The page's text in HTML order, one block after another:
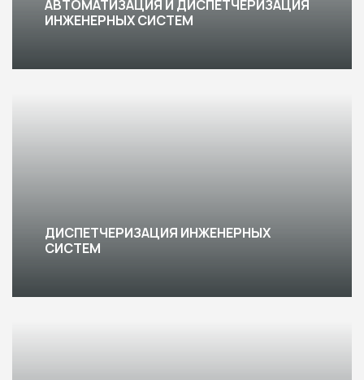
АВТОМАТИЗАЦИЯ И ДИСПЕТЧЕРИЗАЦИЯ
ИНЖЕНЕРНЫХ СИСТЕМ
ДИСПЕТЧЕРИЗАЦИЯ ИНЖЕНЕРНЫХ
СИСТЕМ